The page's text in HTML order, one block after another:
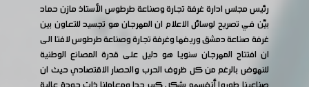
رئيس مجلس ادارة غرفة تجارة وصناعة طرطوس الأستاذ مازن حماد
بيّن في تصريح لوسائل الاعلام ان المهرجان هو تجسيد للتعاون بين
غرفة صناعة دمشق وريفها وغرفة تجارة وصناعة طرطوس لافتا الى
ان افتتاح المهرجان سنويا هو دليل على قدرة المصانع الوطنية
للنهوض بالرغم من كل ظروف الحرب والحصار الاقتصادي حيث ان